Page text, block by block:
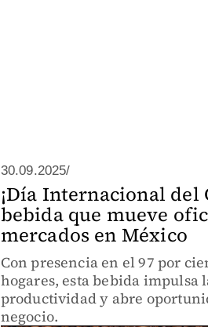
30.09.2025/
¡Día Internacional del
bebida que mueve
mercados en México
Con presencia en el 97 por
hogares, esta bebida impulsa
productividad y abre
negocio.